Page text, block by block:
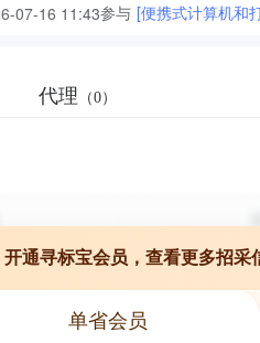
07-16 11:43参与 [便携式计算机和
代理 （0）
开通寻标宝会员，查看更多招采
单省会员